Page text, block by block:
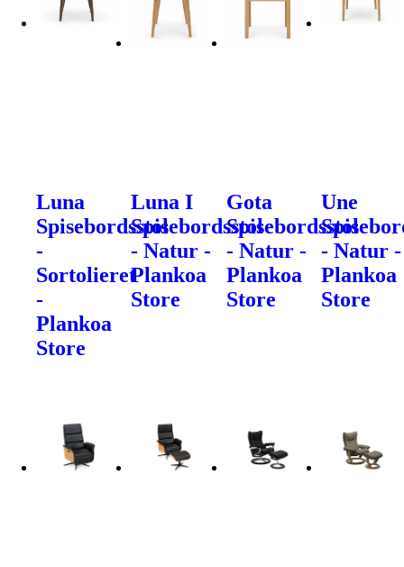
Luna
Spisebordsstol
-
Sortolieret
-
Plankoa
Store
Luna I
Spisebordsstol
- Natur -
Plankoa
Store
Gota
Spisebordsstol
- Natur -
Plankoa
Store
Une
- Natur -
Plankoa
Store